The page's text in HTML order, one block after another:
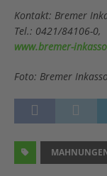
Kontakt: Bremer
Tel.: 0421/84106-0,
www.bremer-
Foto: Bremer Inkasso